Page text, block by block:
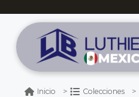
Inicio Colecciones